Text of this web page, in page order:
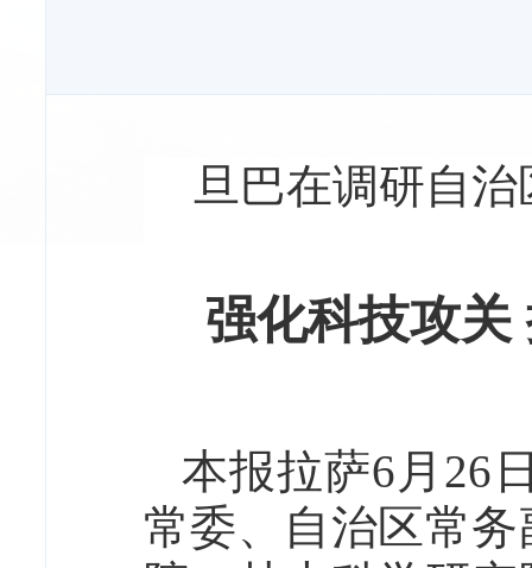
旦巴在调研自
强化科技攻关
本报拉萨6月26
常委、自治区常